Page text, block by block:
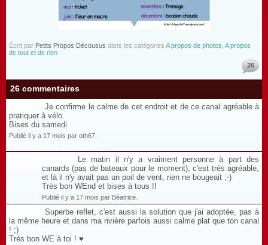
Écrit par Petits Propos Décousus dans les catégories A propos de photos A propos
de tout et de rien
26
26 commentaires
Je confirme le calme de cet endroit et de ce canal agréable à
pratiquer à vélo.
Bises du samedi
Publié il y a 17 mois par oth67.
Le matin il n'y a vraiment personne à part des
canards (pas de bateaux pour le moment), c'est très agréable,
et là il n'y avait pas un poil de vent, rien ne bougeait ;-)
Très bon WEnd et bises à tous !!
Publié il y a 17 mois par Béatrice.
Superbe reflet, c'est aussi la solution que j'ai adoptée, pas à
la même heure et dans ma rivière parfois aussi calme plat que ton canal
! ;)
Très bon WE à toi ! ♥